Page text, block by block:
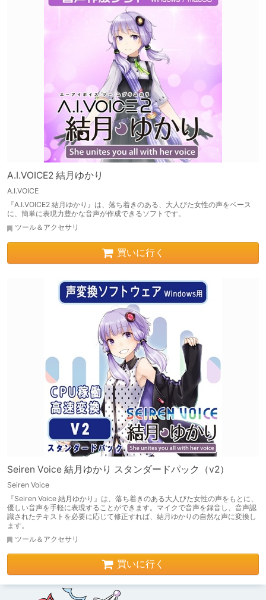
A.I.VOICE2 結月ゆかり
A.I.VOICE
『A.I.VOICE2 結月ゆかり』は、落ち着きのある、大人びた女性の声をベース
に、簡単に表現力豊かな音声が作成できるソフトです。
ツール＆アクセサリ
買いに行く
Seiren Voice 結月ゆかり スタンダードパック（v2）
Seiren Voice
『Seiren Voice 結月ゆかり』は、落ち着きのある大人びた女性の声をもとに、
優しい音声を手軽に表現することができます。マイクで音声を録音し、音声認
識されたテキストを必要に応じて修正すれば、結月ゆかりの自然な声に変換し
ます。
ツール＆アクセサリ
買いに行く